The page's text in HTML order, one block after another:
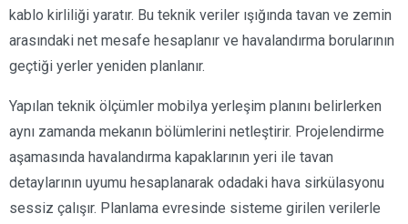
kablo kirliliği yaratır. Bu teknik veriler ışığında tavan ve zemin
arasındaki net mesafe hesaplanır ve havalandırma borularının
geçtiği yerler yeniden planlanır.
Yapılan teknik ölçümler mobilya yerleşim planını belirlerken
aynı zamanda mekanın bölümlerini netleştirir. Projelendirme
aşamasında havalandırma kapaklarının yeri ile tavan
detaylarının uyumu hesaplanarak odadaki hava sirkülasyonu
sessiz çalışır. Planlama evresinde sisteme girilen verilerle